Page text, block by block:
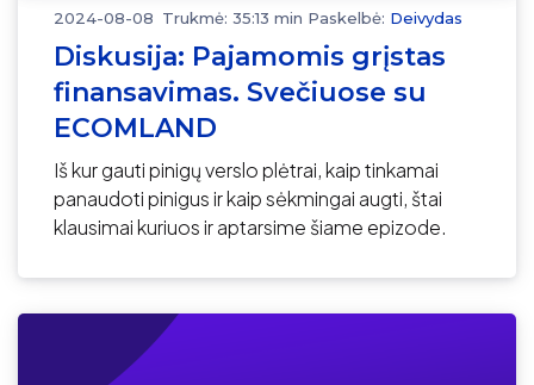
2024-08-08 Trukmė: 35:13 min Paskelbė: Deivydas
Diskusija: Pajamomis grįstas
finansavimas. Svečiuose su
ECOMLAND
Iš kur gauti pinigų verslo plėtrai, kaip tinkamai
panaudoti pinigus ir kaip sėkmingai augti, štai
klausimai kuriuos ir aptarsime šiame epizode.